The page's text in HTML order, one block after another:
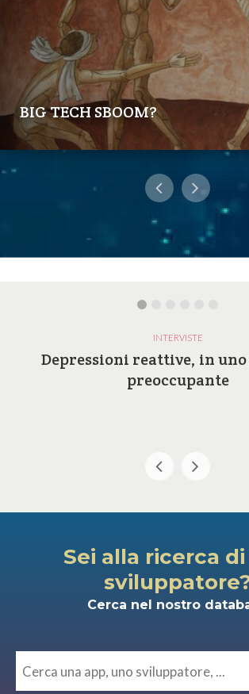
BIG TECH SBOOM?
INTERVISTE
Depressioni reattive, in
preoccupante
Sei alla ricerca
Cerca nel nostro